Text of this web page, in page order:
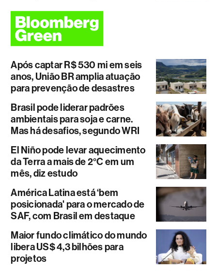
Após captar R$ 530 mi em seis
anos, União BR amplia atuação
para prevenção de desastres
Brasil pode liderar padrões
ambientais para soja e carne.
Mas há desafios, segundo WRI
El Niño pode levar aquecimento
da Terra a mais de 2°C em um
mês, diz estudo
América Latina está ‘bem
posicionada' para o mercado de
SAF, com Brasil em destaque
Maior fundo climático do mundo
libera US$ 4,3 bilhões para
projetos